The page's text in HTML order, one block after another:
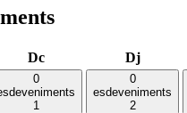
DcDimecres DjDijous
0
1
0
esdeveniments
2